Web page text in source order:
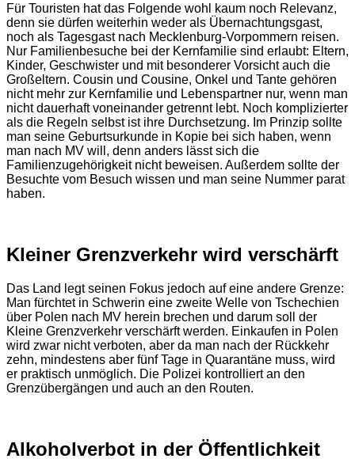
Für Touristen hat das Folgende wohl kaum noch Relevanz,
denn sie dürfen weiterhin weder als Übernachtungsgast,
noch als Tagesgast nach Mecklenburg-Vorpommern reisen.
Nur Familienbesuche bei der Kernfamilie sind erlaubt: Eltern,
Kinder, Geschwister und mit besonderer Vorsicht auch die
Großeltern. Cousin und Cousine, Onkel und Tante gehören
nicht mehr zur Kernfamilie und Lebenspartner nur, wenn man
nicht dauerhaft voneinander getrennt lebt. Noch komplizierter
als die Regeln selbst ist ihre Durchsetzung. Im Prinzip sollte
man seine Geburtsurkunde in Kopie bei sich haben, wenn
man nach MV will, denn anders lässt sich die
Familienzugehörigkeit nicht beweisen. Außerdem sollte der
Besuchte vom Besuch wissen und man seine Nummer parat
haben.
Kleiner Grenzverkehr wird verschärft
Das Land legt seinen Fokus jedoch auf eine andere Grenze:
Man fürchtet in Schwerin eine zweite Welle von Tschechien
über Polen nach MV herein brechen und darum soll der
Kleine Grenzverkehr verschärft werden. Einkaufen in Polen
wird zwar nicht verboten, aber da man nach der Rückkehr
zehn, mindestens aber fünf Tage in Quarantäne muss, wird
er praktisch unmöglich. Die Polizei kontrolliert an den
Grenzübergängen und auch an den Routen.
Alkoholverbot in der Öffentlichkeit